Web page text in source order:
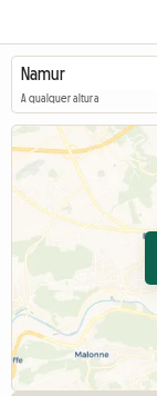
A qualquer altura